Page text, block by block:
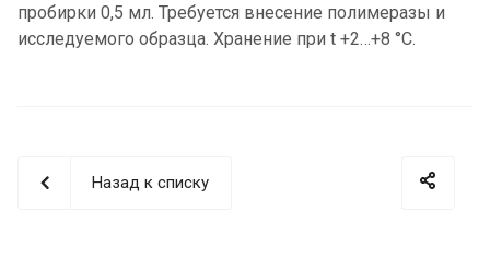
пробирки 0,5 мл. Требуется внесение полимеразы и
исследуемого образца. Хранение при t +2…+8 °С.
Назад к списку